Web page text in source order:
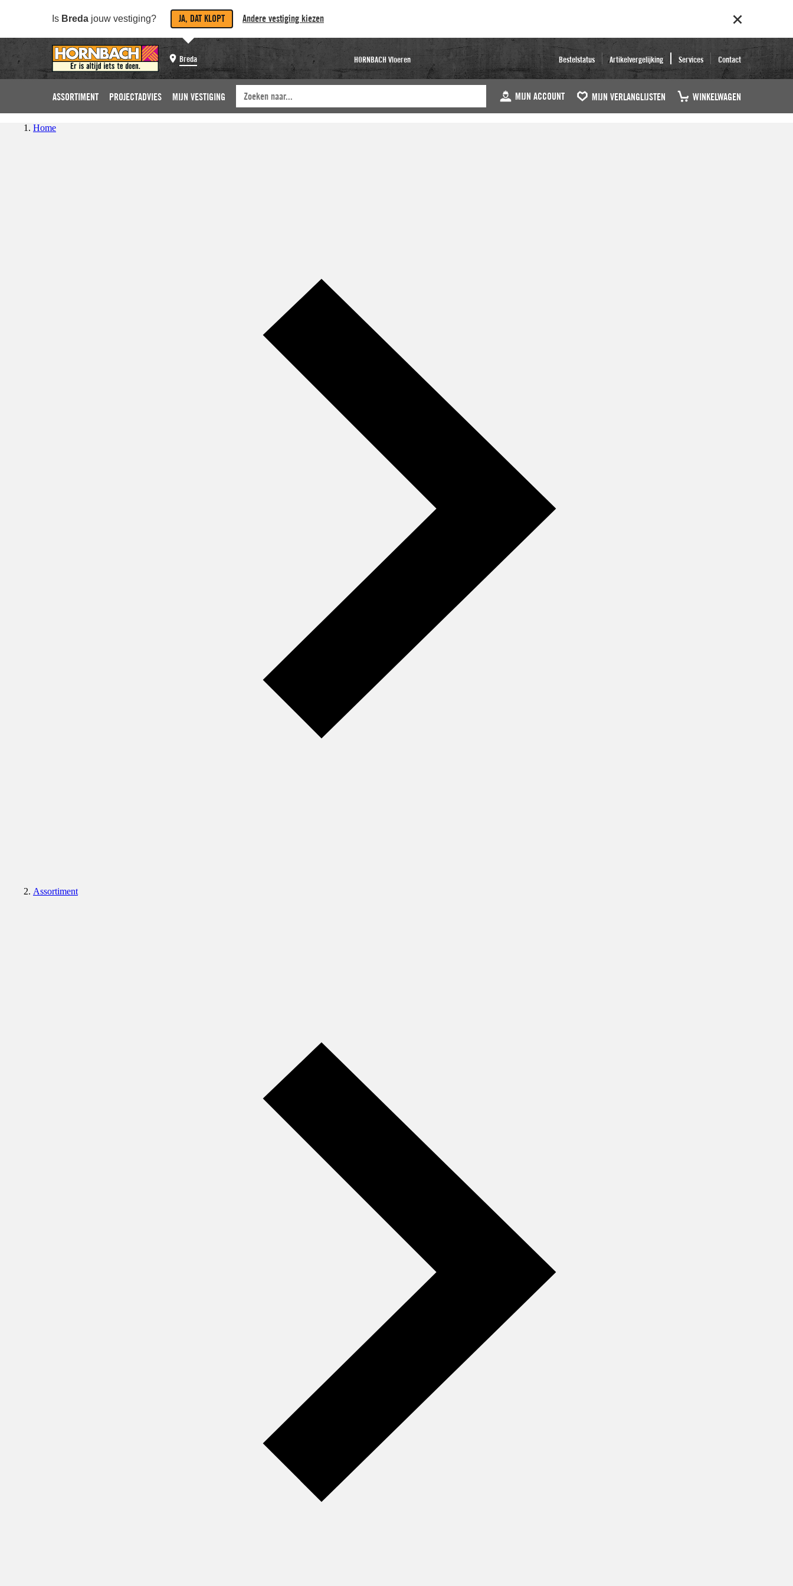
Is Breda jouw vestiging? JA, DAT KLOPT Andere vestiging kiezen
Breda HORNBACH Vloeren Bestelstatus Artikelvergelijking Services Contact
ASSORTIMENT PROJECTADVIES MIJN VESTIGING MIJN ACCOUNT MIJN VERLANGLIJSTEN WINKELWAGEN
Home
Assortiment